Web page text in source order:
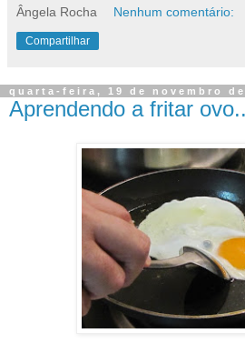
Ângela Rocha Nenhum comentário:
Compartilhar
quarta-feira, 19 de novembro de
Aprendendo a fritar